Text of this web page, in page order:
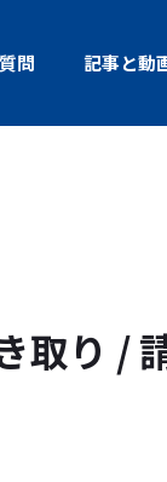
問 記事と動
取り /